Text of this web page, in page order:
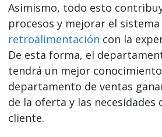
Asimismo, todo esto
procesos y mejorar el sistema
retroalimentación con la
De esta forma, el
tendrá un mejor
departamento de ventas
de la oferta y las necesidades
cliente.